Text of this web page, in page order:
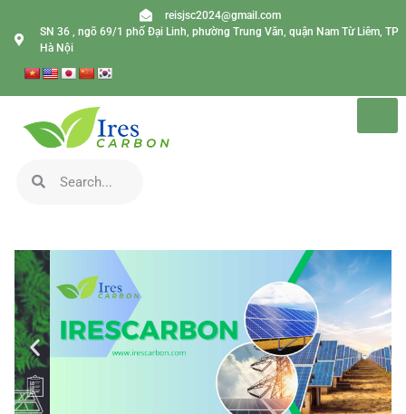
reisjsc2024@gmail.com
SN 36 , ngõ 69/1 phố Đại Linh, phường Trung Văn, quận Nam Từ Liêm, TP
Hà Nội